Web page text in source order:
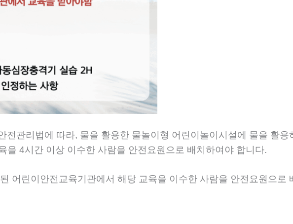
전관리법에 따라, 물을 활용한 물놀이형 어린이놀이시설에 물을 활용
4시간 이상 이수한 사람을 안전요원으로 배치하여야 합니다.
어린이안전교육기관에서 해당 교육을 이수한 사람을 안전요원으로